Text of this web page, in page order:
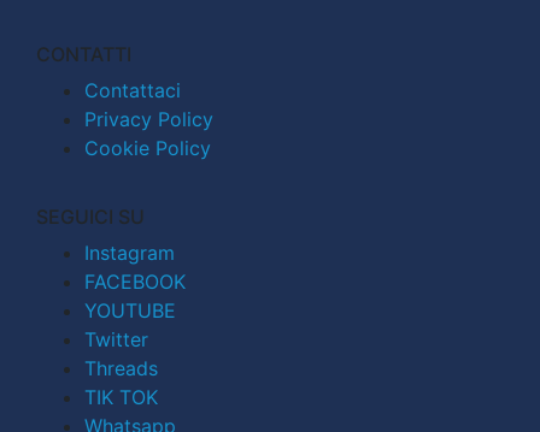
CONTATTI
Contattaci
Privacy Policy
Cookie Policy
SEGUICI SU
Instagram
FACEBOOK
YOUTUBE
Twitter
Threads
TIK TOK
Whatsapp